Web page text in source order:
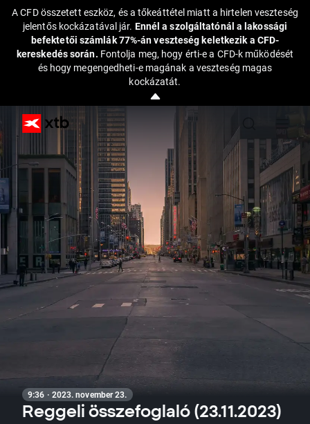
A CFD összetett eszköz, és a tőkeáttétel miatt a hirtelen veszteség
jelentős kockázatával jár. Ennél a szolgáltatónál a lakossági
befektetői számlák 77%-án veszteség keletkezik a CFD-
kereskedés során. Fontolja meg, hogy érti-e a CFD-k működését
és hogy megengedheti-e magának a veszteség magas
kockázatát.
9:36 · 2023. november 23.
Reggeli összefoglaló (23.11.2023)